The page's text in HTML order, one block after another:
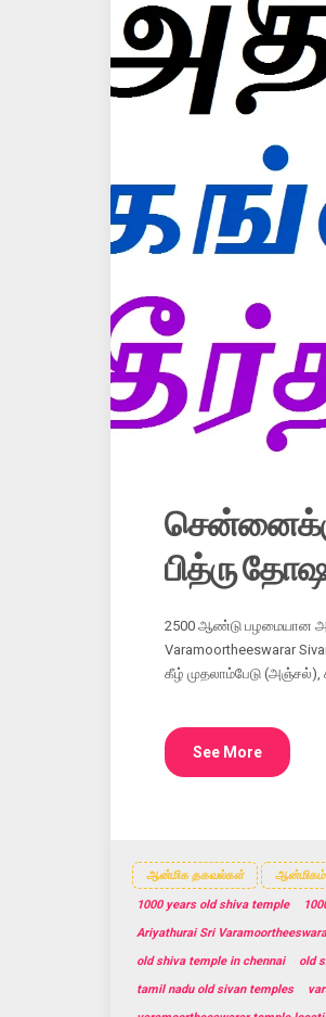
பித்ரு
2500 ஆண்டு பழமையான
Varamoortheeswarar
கீழ் முதலாம்பேடு (அஞ்சல்),
See More
ஆன்மிக தகவல்கள் ஆன்மிகம்
1000 years old shiva temple
Ariyathurai Sri
old shiva temple in chennai
old
tamil nadu old sivan temples